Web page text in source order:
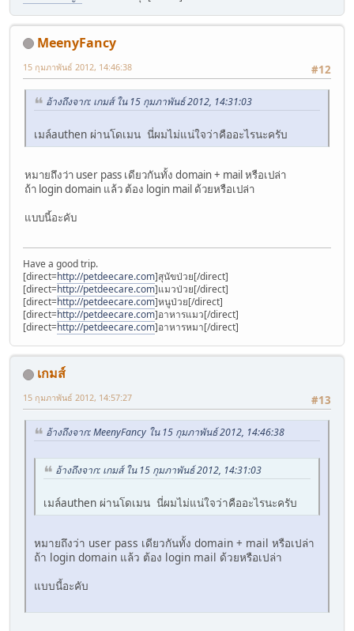
MeenyFancy
#12
15 กุมภาพันธ์ 2012, 14:46:38
อ้างถึงจาก: เกมส์ ใน 15 กุมภาพันธ์ 2012, 14:31:03
เมล์authen ผ่านโดเมน นี่ผมไม่แน่ใจว่าคืออะไรนะครับ
หมายถึงว่า user pass เดียวกันทั้ง domain + mail หรือเปล่า
ถ้า login domain แล้ว ต้อง login mail ด้วยหรือเปล่า
แบบนี้อะคับ
Have a good trip.
[direct=http://petdeecare.com]สุนัขป่วย[/direct]
[direct=http://petdeecare.com]แมวป่วย[/direct]
[direct=http://petdeecare.com]หนูป่วย[/direct]
[direct=http://petdeecare.com]อาหารแมว[/direct]
[direct=http://petdeecare.com]อาหารหมา[/direct]
เกมส์
#13
15 กุมภาพันธ์ 2012, 14:57:27
อ้างถึงจาก: MeenyFancy ใน 15 กุมภาพันธ์ 2012, 14:46:38
อ้างถึงจาก: เกมส์ ใน 15 กุมภาพันธ์ 2012, 14:31:03
เมล์authen ผ่านโดเมน นี่ผมไม่แน่ใจว่าคืออะไรนะครับ
หมายถึงว่า user pass เดียวกันทั้ง domain + mail หรือเปล่า
ถ้า login domain แล้ว ต้อง login mail ด้วยหรือเปล่า
แบบนี้อะคับ